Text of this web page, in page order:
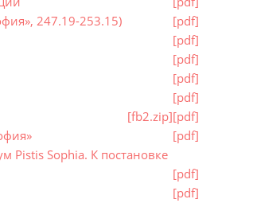
247.19-253.15)
[pdf]
[pdf]
[pdf]
[pdf]
[pdf]
[fb2.zip][pdf]
[pdf]
Pistis Sophia. К постановке
[pdf]
[pdf]